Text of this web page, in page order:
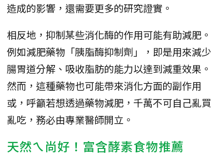
造成的影響，還需要更多的研究證實。
相反地，抑制某些消化酶的作用可能有助減肥。
例如減肥藥物「胰脂酶抑制劑」，即是用來減少
腸胃道分解、吸收脂肪的能力以達到減重效果。
然而，這種藥物也可能帶來消化方面的副作用
或，呼籲若想透過藥物減肥，千萬不可自己亂買
亂吃，務必由專業醫師開立。
天然ㄟ尚好！富含酵素食物推薦